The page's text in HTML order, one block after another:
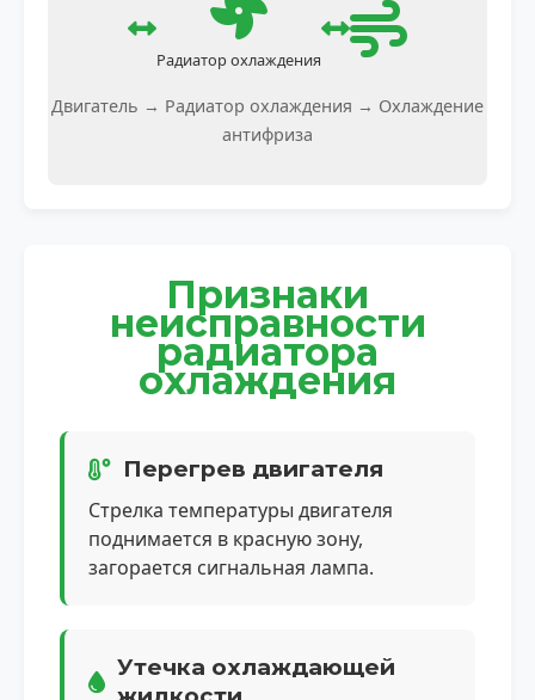
Радиатор охлаждения
Двигатель → Радиатор охлаждения → Охлаждение
антифриза
Признаки
неисправности
радиатора
охлаждения
Перегрев двигателя
Стрелка температуры двигателя
поднимается в красную зону,
загорается сигнальная лампа.
Утечка охлаждающей